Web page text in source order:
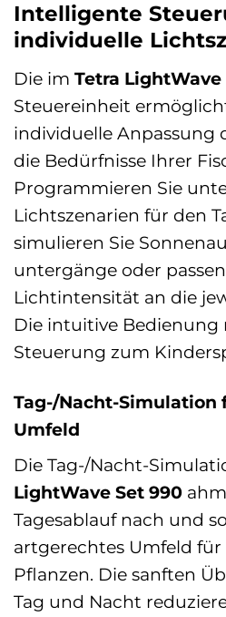
Intelligente
individuelle
Die im Tetra LightWave
Steuereinheit
individuelle Anpassung
die Bedürfnisse Ihrer
Programmieren Sie
Lichtszenarien für den
simulieren Sie
untergänge oder
Lichtintensität an die
Die intuitive Bedienung
Steuerung zum
Tag-/Nacht-Simulation
Umfeld
Die Tag-/Nacht-
LightWave Set 990
Tagesablauf nach und
artgerechtes Umfeld für
Pflanzen. Die sanften
Tag und Nacht